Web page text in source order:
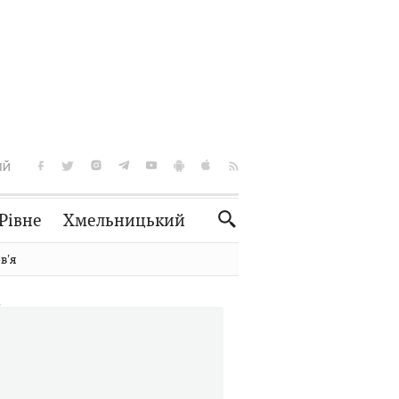
Хмельницький
Словко